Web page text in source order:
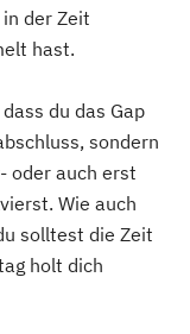
der Zeit
hast.
du das Gap
sondern
oder auch erst
Wie auch
solltest die Zeit
holt dich